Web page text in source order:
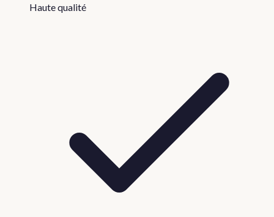
Haute qualité